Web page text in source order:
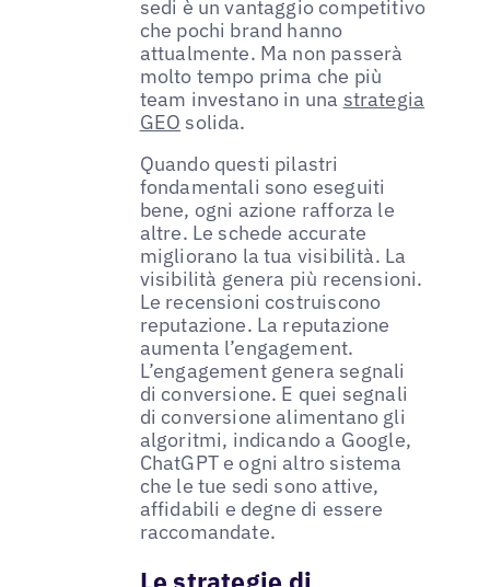
sedi è un vantaggio competitivo
che pochi brand hanno
attualmente. Ma non passerà
molto tempo prima che più
team investano in una strategia
GEO solida.
Quando questi pilastri
fondamentali sono eseguiti
bene, ogni azione rafforza le
altre. Le schede accurate
migliorano la tua visibilità. La
visibilità genera più recensioni.
Le recensioni costruiscono
reputazione. La reputazione
aumenta l’engagement.
L’engagement genera segnali
di conversione. E quei segnali
di conversione alimentano gli
algoritmi, indicando a Google,
ChatGPT e ogni altro sistema
che le tue sedi sono attive,
affidabili e degne di essere
raccomandate.
Le strategie di